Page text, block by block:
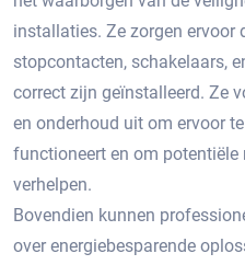
installaties.​ Ze zorgen ervoor
stopcontacten, schakelaars,
correct zijn geïnstalleerd. Ze
en onderhoud uit om ervoor
functioneert en om potentiële
verhelpen.​
Bovendien kunnen
over energiebesparende